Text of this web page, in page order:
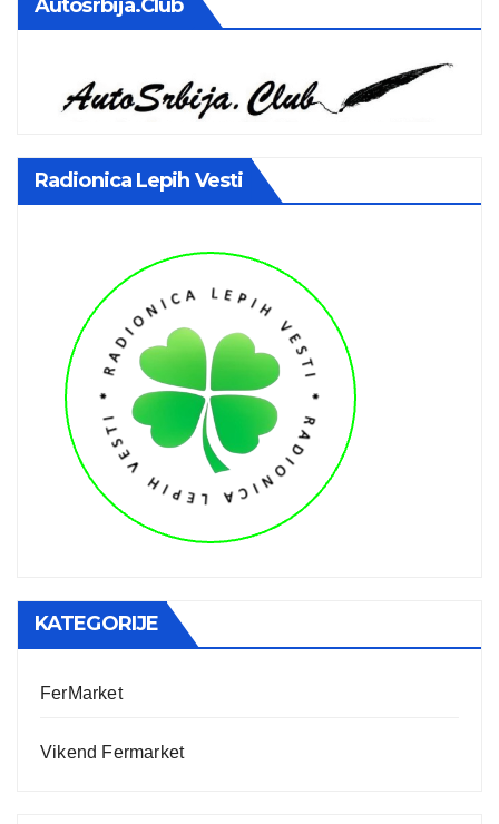
Autosrbija.club
Radionica Lepih Vesti
KATEGORIJE
FerMarket
Vikend Fermarket